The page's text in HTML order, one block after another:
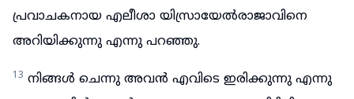
പ്രവാചകനായ എലീശാ യിസ്രായേൽരാജാവിനെ
അറിയിക്കുന്നു എന്നു പറഞ്ഞു.
13 നിങ്ങൾ ചെന്നു അവൻ എവിടെ ഇരിക്കുന്നു എന്നു